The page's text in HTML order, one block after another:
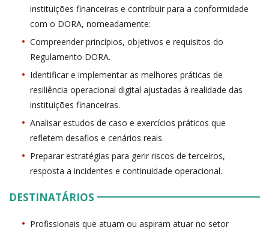
instituições financeiras e contribuir para a conformidade
com o DORA, nomeadamente:
Compreender princípios, objetivos e requisitos do
Regulamento DORA.
Identificar e implementar as melhores práticas de
resiliência operacional digital ajustadas à realidade das
instituições financeiras.
Analisar estudos de caso e exercícios práticos que
refletem desafios e cenários reais.
Preparar estratégias para gerir riscos de terceiros,
resposta a incidentes e continuidade operacional.
DESTINATÁRIOS
Profissionais que atuam ou aspiram atuar no setor